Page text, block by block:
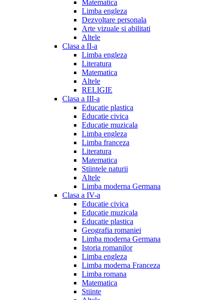
Matematica
Limba engleza
Dezvoltare personala
Arte vizuale si abilitati
Altele
Clasa a II-a
Limba engleza
Literatura
Matematica
Altele
RELIGIE
Clasa a III-a
Educatie plastica
Educatie civica
Educatie muzicala
Limba engleza
Limba franceza
Literatura
Matematica
Stiintele naturii
Altele
Limba moderna Germana
Clasa a IV-a
Educatie civica
Educatie muzicala
Educatie plastica
Geografia romaniei
Limba moderna Germana
Istoria romanilor
Limba engleza
Limba moderna Franceza
Limba romana
Matematica
Stiinte